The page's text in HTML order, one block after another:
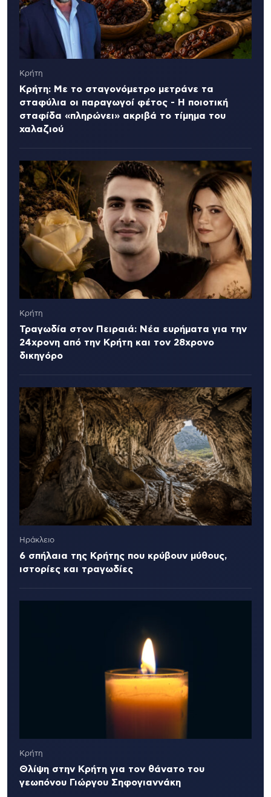
Κρήτη
Κρήτη: Με το σταγονόμετρο μετράνε τα
σταφύλια οι παραγωγοί φέτος - Η ποιοτική
σταφίδα «πληρώνει» ακριβά το τίμημα του
χαλαζιού
Κρήτη
Τραγωδία στον Πειραιά: Νέα ευρήματα για την
24χρονη από την Κρήτη και τον 28χρονο
δικηγόρο
Ηράκλειο
6 σπήλαια της Κρήτης που κρύβουν μύθους,
ιστορίες και τραγωδίες
Κρήτη
Θλίψη στην Κρήτη για τον θάνατο του
γεωπόνου Γιώργου Σηφογιαννάκη